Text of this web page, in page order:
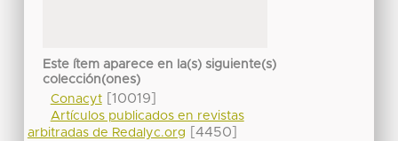
Este ítem aparece en la(s) siguiente(s)
colección(ones)
Conacyt[10019]
Artículos publicados en revistas
arbitradas de Redalyc.org
[4450]